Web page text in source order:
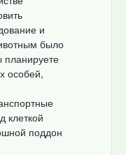
и
было
особей,
клеткой
поддон